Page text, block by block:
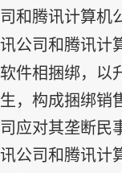
司和腾讯计算机
讯公司和腾讯计
软件相捆绑，以
生，构成捆绑销
司应对其垄断民
讯公司和腾讯计